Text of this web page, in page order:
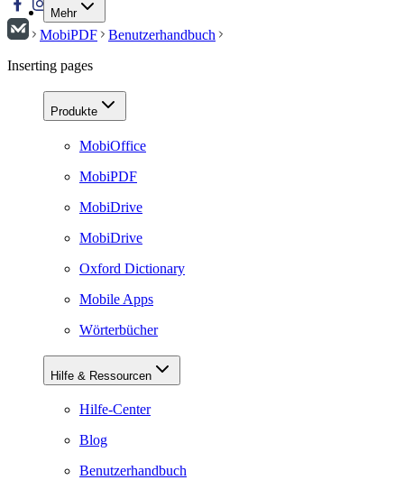
Mehr
MobiPDF
Benutzerhandbuch
Inserting pages
Produkte
MobiOffice
MobiPDF
MobiDrive
MobiDrive
Oxford Dictionary
Mobile Apps
Wörterbücher
Hilfe & Ressourcen
Hilfe-Center
Blog
Benutzerhandbuch